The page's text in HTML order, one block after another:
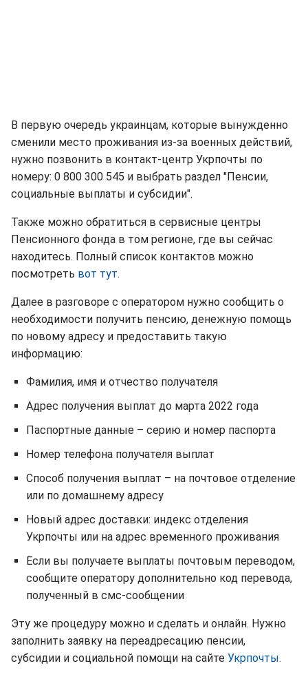
В первую очередь украинцам, которые вынужденно
сменили место проживания из-за военных действий,
нужно позвонить в контакт-центр Укрпочты по
номеру: 0 800 300 545 и выбрать раздел "Пенсии,
социальные выплаты и субсидии".
Также можно обратиться в сервисные центры
Пенсионного фонда в том регионе, где вы сейчас
находитесь. Полный список контактов можно
посмотреть вот тут.
Далее в разговоре с оператором нужно сообщить о
необходимости получить пенсию, денежную помощь
по новому адресу и предоставить такую
информацию:
Фамилия, имя и отчество получателя
Адрес получения выплат до марта 2022 года
Паспортные данные – серию и номер паспорта
Номер телефона получателя выплат
Способ получения выплат – на почтовое отделение
или по домашнему адресу
Новый адрес доставки: индекс отделения
Укрпочты или на адрес временного проживания
Если вы получаете выплаты почтовым переводом,
сообщите оператору дополнительно код перевода,
полученный в смс-сообщении
Эту же процедуру можно и сделать и онлайн. Нужно
заполнить заявку на переадресацию пенсии,
субсидии и социальной помощи на сайте Укрпочты.